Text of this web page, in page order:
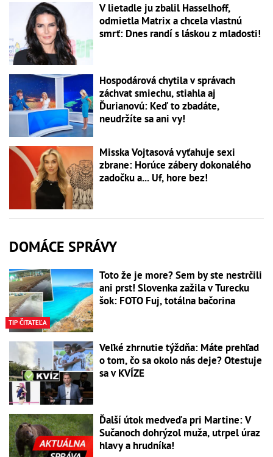
V lietadle ju zbalil Hasselhoff,
odmietla Matrix a chcela vlastnú
smrť: Dnes randí s láskou z mladosti!
Hospodárová chytila v správach
záchvat smiechu, stiahla aj
Ďurianovú: Keď to zbadáte,
neudržíte sa ani vy!
Misska Vojtasová vyťahuje sexi
zbrane: Horúce zábery dokonalého
zadočku a... Uf, hore bez!
DOMÁCE SPRÁVY
TIP ČITATEĽA
Toto že je more? Sem by ste nestrčili
ani prst! Slovenka zažila v Turecku
šok: FOTO Fuj, totálna bačorina
Veľké zhrnutie týždňa: Máte prehľad
o tom, čo sa okolo nás deje? Otestuje
sa v KVÍZE
Ďalší útok medveďa pri Martine: V
Sučanoch dohrýzol muža, utrpel úraz
hlavy a hrudníka!